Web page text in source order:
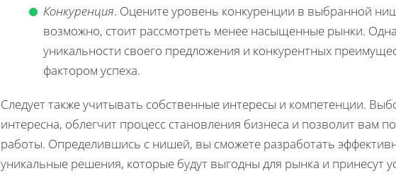
Конкуренция. Оцените уровень конкуренции в выбранной
возможно, стоит рассмотреть менее насыщенные рынки.
уникальности своего предложения и конкурентных
фактором успеха.
Следует также учитывать собственные интересы и компетенции.
интересна, облегчит процесс становления бизнеса и позволит вам
работы. Определившись с нишей, вы сможете разработать
уникальные решения, которые будут выгодны для рынка и принесут